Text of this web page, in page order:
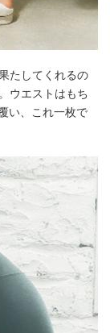
たしてくれるの
ウエストはもち
い、これ一枚で